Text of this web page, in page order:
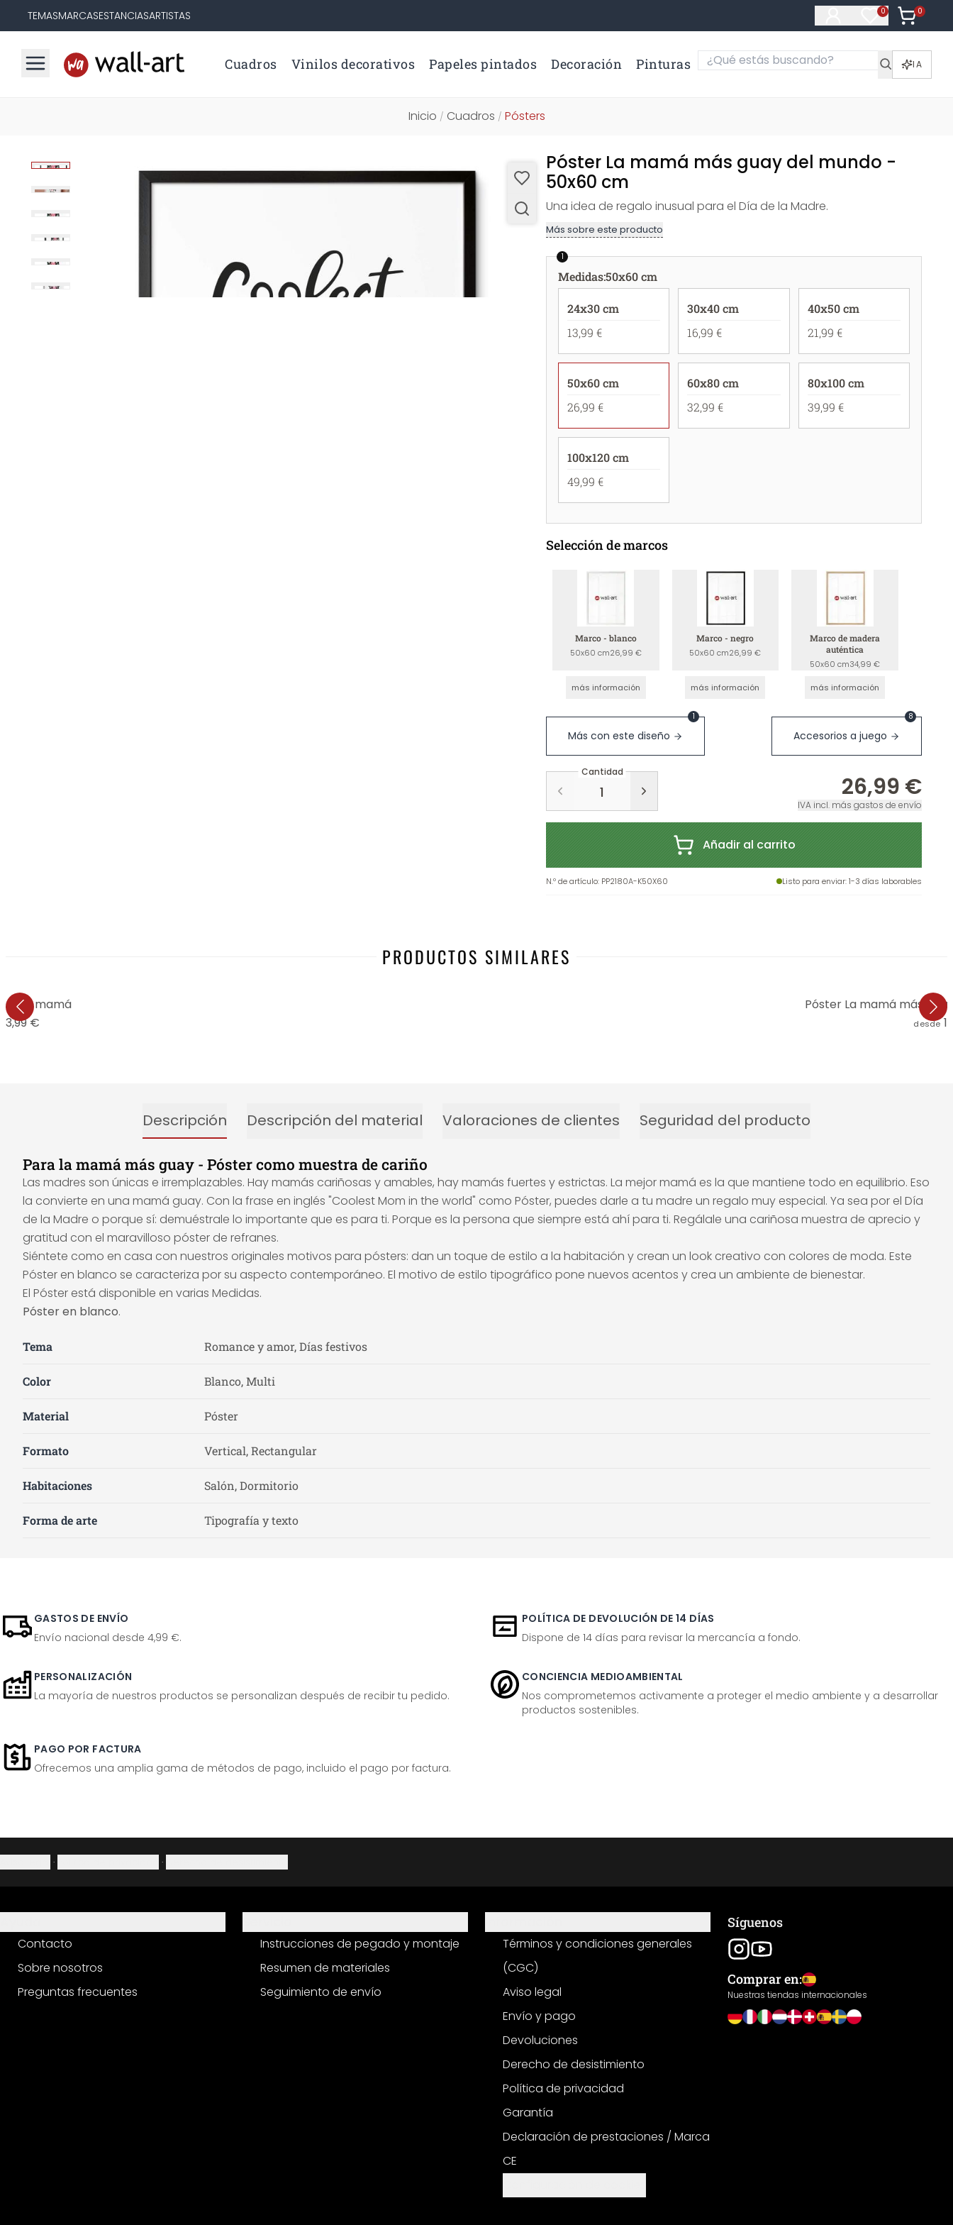
TEMASMARCASESTANCIASARTISTAS 0
Artículos en
0
Artículos
Cuadros Vinilos decorativos Papeles pintados Decoración Pinturas IA
Inicio / Cuadros / Pósters
Póster La mamá más guay del mundo -
50x60 cm
Una idea de regalo inusual para el Día de la Madre.
Más sobre este producto
1
Medidas:50x60 cm
24x30 cm
13,99 €
30x40 cm
16,99 €
40x50 cm
21,99 €
50x60 cm
26,99 €
60x80 cm
32,99 €
80x100 cm
39,99 €
100x120 cm
49,99 €
Selección de marcos
Marco - blanco
50x60 cm26,99 €
más información
Marco - negro
50x60 cm26,99 €
más información
Marco de madera
auténtica
50x60 cm34,99 €
más información
Más con este diseño
1
Accesorios a juego
8
Cantidad
26,99 €
IVA incl. más gastos de envío
Añadir al carrito
N.º de artículo: PP2180A-K50X60 Listo para enviar: 1-3 días laborables
PRODUCTOS SIMILARES
mamá
13,99 €
Póster La mamá más
desde
Descripción Descripción del material Valoraciones de clientes Seguridad del producto
Para la mamá más guay - Póster como muestra de cariño
Las madres son únicas e irremplazables. Hay mamás cariñosas y amables, hay mamás fuertes y estrictas. La mejor mamá es la que mantiene todo en equilibrio. Eso
la convierte en una mamá guay. Con la frase en inglés "Coolest Mom in the world" como Póster, puedes darle a tu madre un regalo muy especial. Ya sea por el Día
de la Madre o porque sí: demuéstrale lo importante que es para ti. Porque es la persona que siempre está ahí para ti. Regálale una cariñosa muestra de aprecio y
gratitud con el maravilloso póster de refranes.
Siéntete como en casa con nuestros originales motivos para pósters: dan un toque de estilo a la habitación y crean un look creativo con colores de moda. Este
Póster en blanco se caracteriza por su aspecto contemporáneo. El motivo de estilo tipográfico pone nuevos acentos y crea un ambiente de bienestar.
El Póster está disponible en varias Medidas.
Póster en blanco.
Tema Romance y amor, Días festivos
Color Blanco, Multi
Material Póster
Formato Vertical, Rectangular
Habitaciones Salón, Dormitorio
Forma de arte Tipografía y texto
GASTOS DE ENVÍO
Envío nacional desde 4,99 €.
POLÍTICA DE DEVOLUCIÓN DE 14 DÍAS
Dispone de 14 días para revisar la mercancía a fondo.
PERSONALIZACIÓN
La mayoría de nuestros productos se personalizan después de recibir tu pedido.
CONCIENCIA MEDIOAMBIENTAL
Nos comprometemos activamente a proteger el medio ambiente y a desarrollar
productos sostenibles.
PAGO POR FACTURA
Ofrecemos una amplia gama de métodos de pago, incluido el pago por factura.
· ·
Contacto
Sobre nosotros
Preguntas frecuentes
Instrucciones de pegado y montaje
Resumen de materiales
Seguimiento de envío
Términos y condiciones generales
(CGC)
Aviso legal
Envío y pago
Devoluciones
Derecho de desistimiento
Política de privacidad
Garantía
Declaración de prestaciones / Marca
CE
Síguenos
Comprar en:
Nuestras tiendas internacionales